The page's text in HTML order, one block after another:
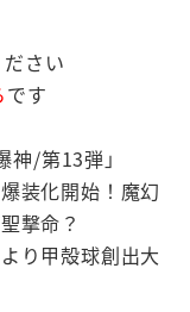
さい
です
神/第13弾」
装化開始！魔幻
撃命？
り甲殻球創出大